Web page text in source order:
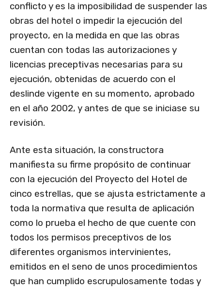
conflicto y es la imposibilidad de suspender las
obras del hotel o impedir la ejecución del
proyecto, en la medida en que las obras
cuentan con todas las autorizaciones y
licencias preceptivas necesarias para su
ejecución, obtenidas de acuerdo con el
deslinde vigente en su momento, aprobado
en el año 2002, y antes de que se iniciase su
revisión.
Ante esta situación, la constructora
manifiesta su firme propósito de continuar
con la ejecución del Proyecto del Hotel de
cinco estrellas, que se ajusta estrictamente a
toda la normativa que resulta de aplicación
como lo prueba el hecho de que cuente con
todos los permisos preceptivos de los
diferentes organismos intervinientes,
emitidos en el seno de unos procedimientos
que han cumplido escrupulosamente todas y